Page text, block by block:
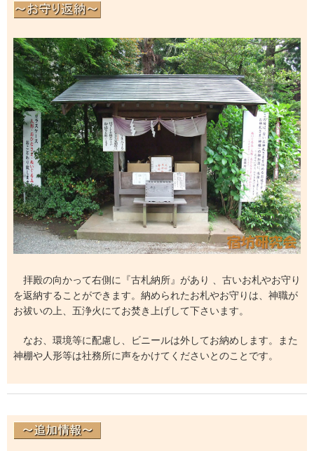
拝殿の向かって右側に『古札納所』があり 、古いお札やお守り
を返納することができます。納められたお札やお守りは、神職が
お祓いの上、五浄火にてお焚き上げして下さいます。
なお、環境等に配慮し、ビニールは外してお納めします。また
神棚や人形等は社務所に声をかけてくださいとのことです。